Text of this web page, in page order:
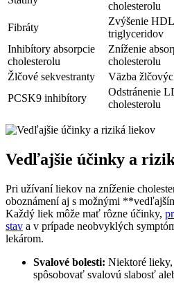
cholesterolu
Fibráty
Zvýšenie
triglyceridov
Inhibítory absorpcie
cholesterolu
Zníženie
cholesterolu
Žlčové sekvestranty
Väzba
PCSK9 inhibítory
Odstránenie
cholesterolu
Vedľajšie účinky a
Pri užívaní liekov na zníženie
oboznámení aj s možnými
Každý liek môže mať rôzne účinky,
stav a v prípade neobvyklých
lekárom.
Svalové bolesti: Niektoré lieky,
spôsobovať svalovú slabosť